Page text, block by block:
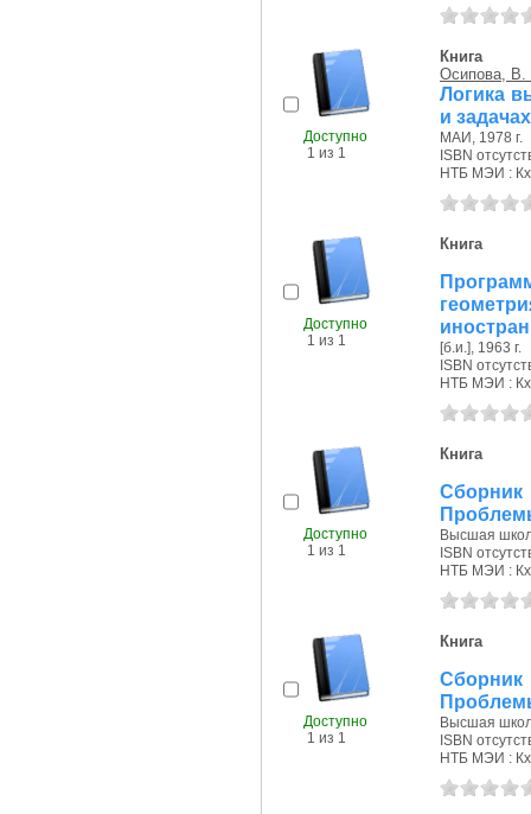
Доступно
1 из 1
Книга
Осипова, В.
Логика
и задачах
МАИ, 1978 г.
ISBN
НТБ МЭИ : Кх
Доступно
1 из 1
Книга
[б.и.], 1963 г.
ISBN
НТБ МЭИ : Кх
Доступно
1 из 1
Книга
Сборник
Высшая
ISBN
НТБ МЭИ : Кх
Доступно
1 из 1
Книга
Сборник
Высшая
ISBN
НТБ МЭИ : Кх